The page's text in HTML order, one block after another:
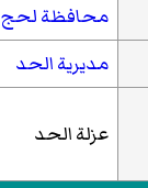
محافظة لحج
مديرية الحد
عزلة الحد